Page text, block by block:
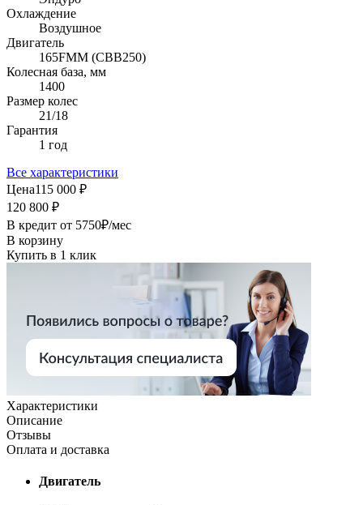
Охлаждение
Воздушное
Двигатель
165FMM (CBB250)
Колесная база, мм
1400
Размер колес
21/18
Гарантия
1 год
Все характеристики
Цена115 000 ₽
120 800 ₽
В кредит от 5750₽/мес
В корзину
Купить в 1 клик
Характеристики
Описание
Отзывы
Оплата и доставка
Двигатель